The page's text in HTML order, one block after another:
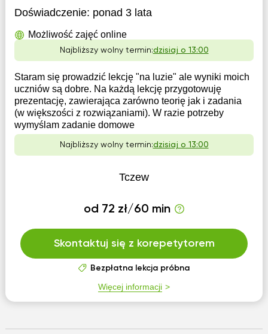
Doświadczenie: ponad 3 lata
Możliwość zajęć online
Najbliższy wolny termin:dzisiaj o 13:00
Staram się prowadzić lekcję "na luzie" ale wyniki moich
uczniów są dobre. Na każdą lekcję przygotowuję
prezentację, zawierająca zarówno teorię jak i zadania
(w większości z rozwiązaniami). W razie potrzeby
wymyślam zadanie domowe
Najbliższy wolny termin:dzisiaj o 13:00
Tczew
od 72 zł/60 min
Skontaktuj się z korepetytorem
Bezpłatna lekcja próbna
Więcej informacji